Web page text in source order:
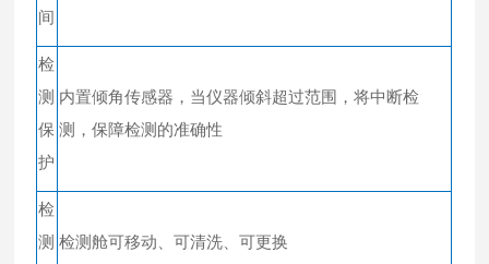
间
检
测
保
护
内置倾角传感器，当仪器倾斜超过范围，将中断检
测，保障检测的准确性
检
测 检测舱可移动、可清洗、可更换